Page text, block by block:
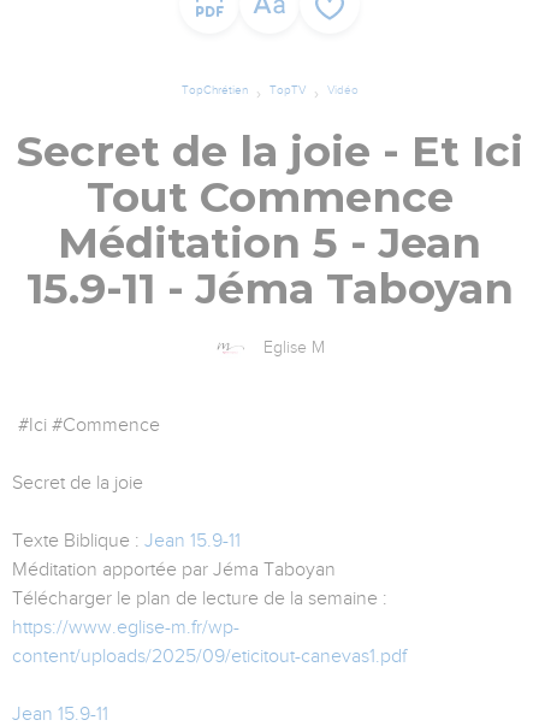
TopChrétien TopTV Vidéo
Secret de la joie - Et Ici
Tout Commence
Méditation 5 - Jean
15.9-11 - Jéma Taboyan
Eglise M
#Ici #Commence
Secret de la joie
Texte Biblique : Jean 15.9-11
Méditation apportée par Jéma Taboyan
Télécharger le plan de lecture de la semaine :
https://www.eglise-m.fr/wp-
content/uploads/2025/09/eticitout-canevas1.pdf
Jean 15.9-11